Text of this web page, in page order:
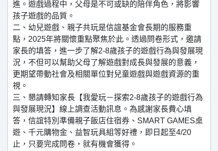
進。遊戲過程中，父母是不可或缺的陪伴角色，將影響
孩子遊戲的品質。
二、幼兒遊戲、親子共玩是信誼基金會長期的服務重
點，2025年將關懷重點聚焦於此。透過問卷形式，邀請
家長的填答，進一步了解2-8歲孩子的遊戲行為與發展現
況，不但可以幫助父母了解遊戲對成長與發展的意義，
更期望帶動社會及相關單位對兒童遊戲與遊戲資源的重
視。
三、懇請轉知家長【我愛玩－探索2-8歲孩子的遊戲行為
與發展現況】線上調查活動訊息。為感謝家長費心填
答，信誼特別準備親子飯店住宿券、SMART GAMES桌
遊、千元購物金、益智玩具組等好禮，即日起至4/20
止，只要完成問卷，就有機會獲得。